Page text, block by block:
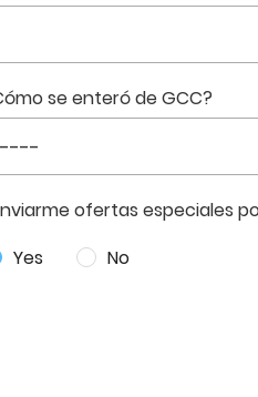
se enteró de GCC?
ofertas especiales
Yes
No